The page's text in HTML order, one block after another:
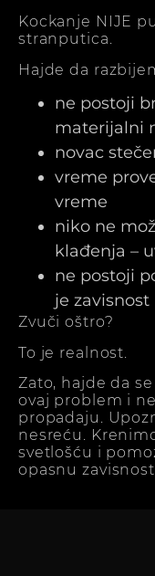
Kockanje NIJE
stranputica.
Hajde da
ne postoji
materijalni
novac
vreme
vreme
niko ne
klađenja –
ne postoji
je zavisnost
Zvuči oštro?
To je realnost.
Zato, hajde da
ovaj problem i
propadaju.
nesreću.
svetlošću i
opasnu